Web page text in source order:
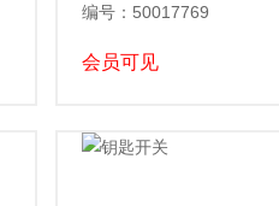
编号：50017769
会员可见